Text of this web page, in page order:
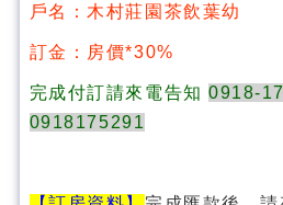
戶名：木村莊園茶飲葉幼
訂金：房價*30%
完成付訂請來電告知0918-
0918175291